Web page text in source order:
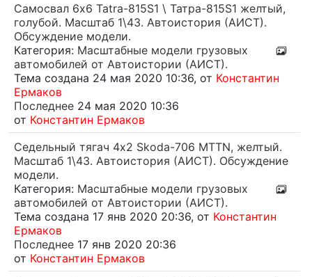
Самосвал 6х6 Tatra-815S1 \ Татра-815S1 желтый,
голубой. Масштаб 1\43. Автоистория (АИСТ).
Обсуждение модели.
Категория: Масштабные модели грузовых
автомобилей от Автоистории (АИСТ).
Тема создана 24 мая 2020 10:36, от Константин
Ермаков
Последнее 24 мая 2020 10:36
от Константин Ермаков
Седельный тягач 4х2 Skoda-706 MTTN, желтый.
Масштаб 1\43. Автоистория (АИСТ). Обсуждение
модели.
Категория: Масштабные модели грузовых
автомобилей от Автоистории (АИСТ).
Тема создана 17 янв 2020 20:36, от Константин
Ермаков
Последнее 17 янв 2020 20:36
от Константин Ермаков